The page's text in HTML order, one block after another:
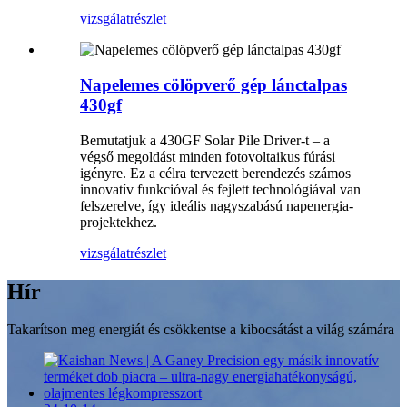
vizsgálatrészlet
Napelemes cölöpverő gép lánctalpas
430gf
Bemutatjuk a 430GF Solar Pile Driver-t – a
végső megoldást minden fotovoltaikus fúrási
igényre. Ez a célra tervezett berendezés számos
innovatív funkcióval és fejlett technológiával van
felszerelve, így ideális nagyszabású napenergia-
projektekhez.
vizsgálatrészlet
Hír
Takarítson meg energiát és csökkentse a kibocsátást a világ számára